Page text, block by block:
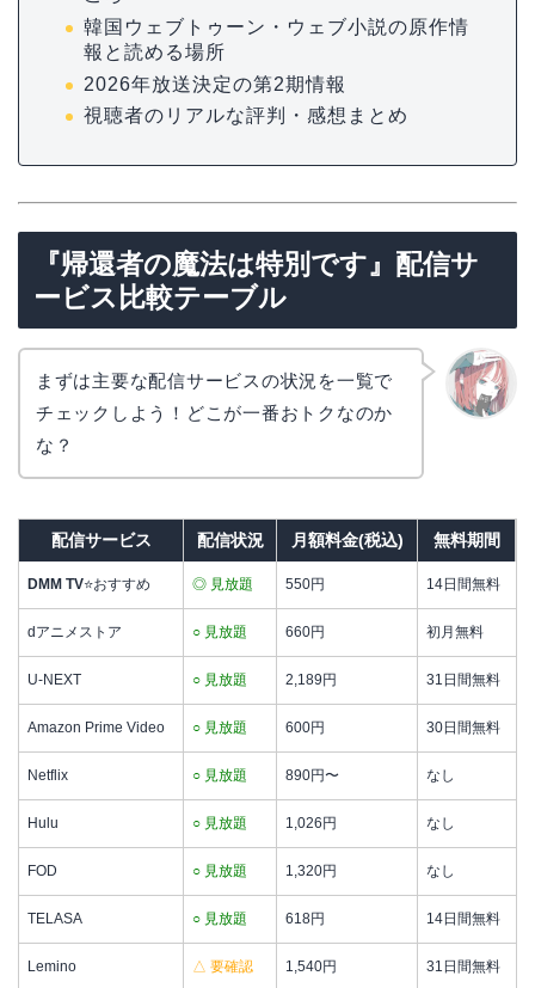
韓国ウェブトゥーン・ウェブ小説の原作情
報と読める場所
2026年放送決定の第2期情報
視聴者のリアルな評判・感想まとめ
『帰還者の魔法は特別です』配信サ
ービス比較テーブル
まずは主要な配信サービスの状況を一覧で
チェックしよう！どこが一番おトクなのか
な？
配信サービス 配信状況 月額料金(税込) 無料期間
DMM TV⭐おすすめ ◎ 見放題 550円 14日間無料
dアニメストア ○ 見放題 660円 初月無料
U-NEXT ○ 見放題 2,189円 31日間無料
Amazon Prime Video ○ 見放題 600円 30日間無料
Netflix ○ 見放題 890円〜 なし
Hulu ○ 見放題 1,026円 なし
FOD ○ 見放題 1,320円 なし
TELASA ○ 見放題 618円 14日間無料
Lemino △ 要確認 1,540円 31日間無料